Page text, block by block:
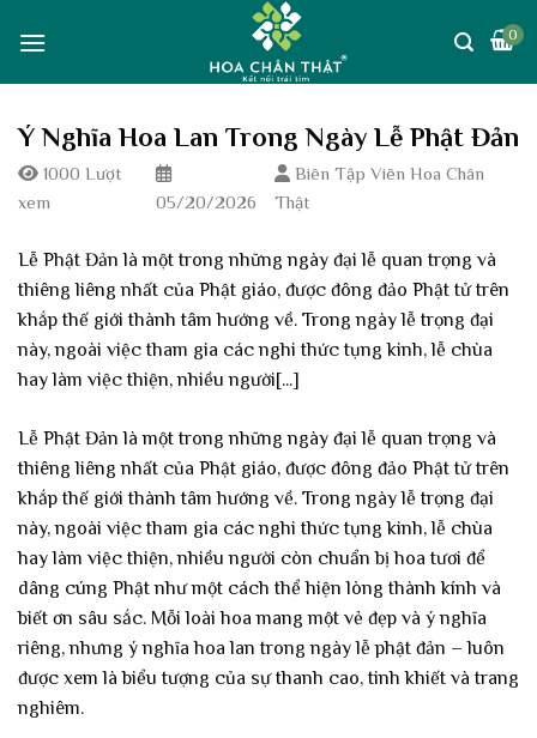
0
Ý Nghĩa Hoa Lan Trong Ngày Lễ Phật Đản
1000 Lượt
xem
05/20/2026
Biên Tập Viên Hoa Chân
Thật
Lễ Phật Đản là một trong những ngày đại lễ quan trọng và
thiêng liêng nhất của Phật giáo, được đông đảo Phật tử trên
khắp thế giới thành tâm hướng về. Trong ngày lễ trọng đại
này, ngoài việc tham gia các nghi thức tụng kinh, lễ chùa
hay làm việc thiện, nhiều người[...]
Lễ Phật Đản là một trong những ngày đại lễ quan trọng và
thiêng liêng nhất của Phật giáo, được đông đảo Phật tử trên
khắp thế giới thành tâm hướng về. Trong ngày lễ trọng đại
này, ngoài việc tham gia các nghi thức tụng kinh, lễ chùa
hay làm việc thiện, nhiều người còn chuẩn bị hoa tươi để
dâng cúng Phật như một cách thể hiện lòng thành kính và
biết ơn sâu sắc. Mỗi loài hoa mang một vẻ đẹp và ý nghĩa
riêng, nhưng ý nghĩa hoa lan trong ngày lễ phật đản – luôn
được xem là biểu tượng của sự thanh cao, tinh khiết và trang
nghiêm.